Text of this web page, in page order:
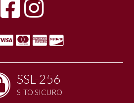
SSL-256
SITO SICURO